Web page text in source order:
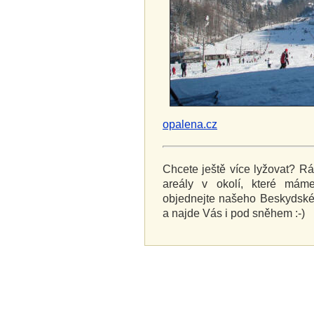
opalena.cz
Chcete ještě více lyžovat?
areály v okolí, které
objednejte našeho
a najde Vás i pod sněhem :-)